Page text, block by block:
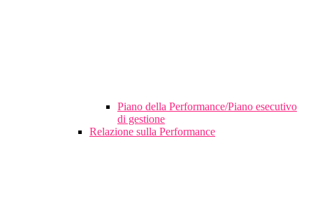
Piano della Performance/Piano esecutivo
di gestione
Relazione sulla Performance